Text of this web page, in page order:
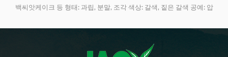
고도로 정제된 것으로, 활성 성분은 사포닌입니다. 액상차 사포닌 건축
화장품, 양식업, 유기 살충제, 의약품 등으로 널리 사용됩니다.